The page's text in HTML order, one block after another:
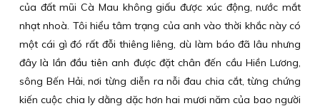
của đất mũi Cà Mau không giấu được xúc động, nước mắt
nhạt nhoà. Tôi hiểu tâm trạng của anh vào thời khắc này có
một cái gì đó rất đỗi thiêng liêng, dù làm báo đã lâu nhưng
đây là lần đầu tiên anh được đặt chân đến cầu Hiền Lương,
sông Bến Hải, nơi từng diễn ra nỗi đau chia cắt, từng chứng
kiến cuộc chia ly dằng dặc hơn hai mươi năm của bao người